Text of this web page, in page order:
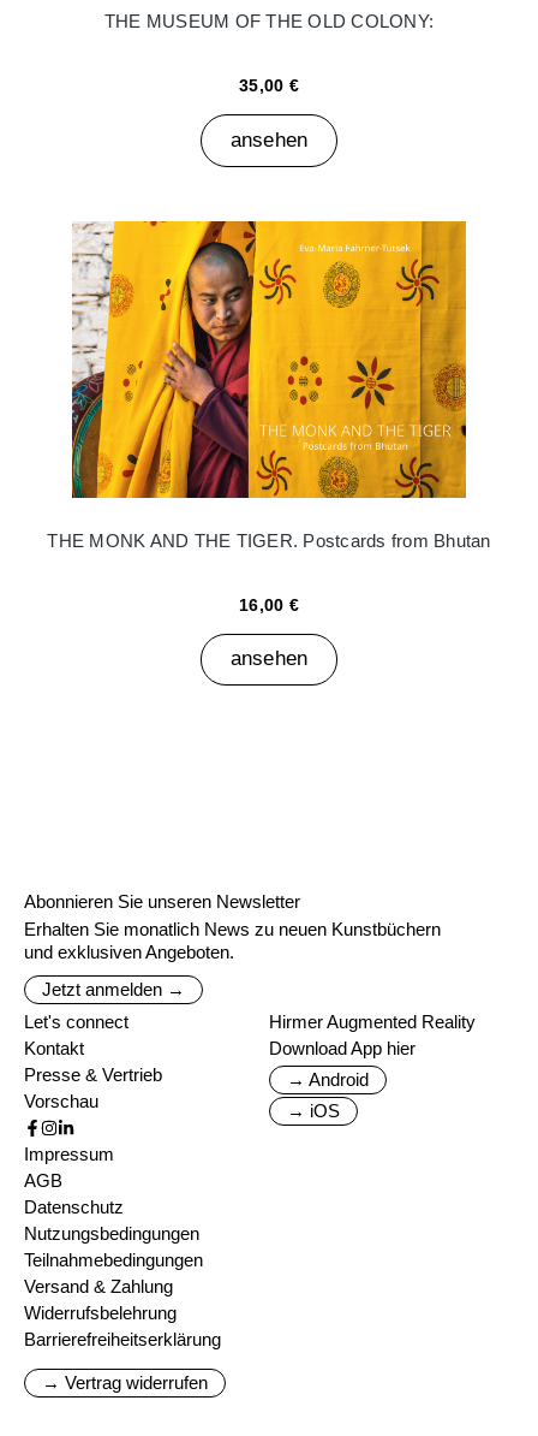
THE MUSEUM OF THE OLD COLONY:
35,00 €
ansehen
THE MONK AND THE TIGER. Postcards from Bhutan
16,00 €
ansehen
Abonnieren Sie unseren Newsletter
Erhalten Sie monatlich News zu neuen Kunstbüchern
und exklusiven Angeboten.
Jetzt anmelden →
Let's connect
Kontakt
Presse & Vertrieb
Vorschau
Hirmer Augmented Reality
Download App hier
→ Android
→ iOS
Impressum
AGB
Datenschutz
Nutzungsbedingungen
Teilnahmebedingungen
Versand & Zahlung
Widerrufsbelehrung
Barrierefreiheitserklärung
→ Vertrag widerrufen